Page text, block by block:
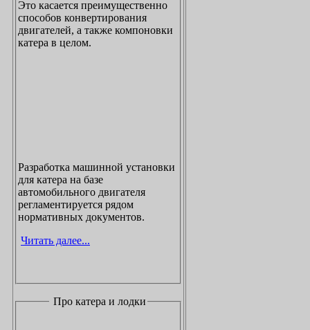
Это касается преимущественно
способов конвертирования
двигателей, а также компоновки
катера в целом.
Разработка машинной установки
для катера на базе
автомобильного двигателя
регламентируется рядом
нормативных документов.
Читать далее...
Про катера и лодки